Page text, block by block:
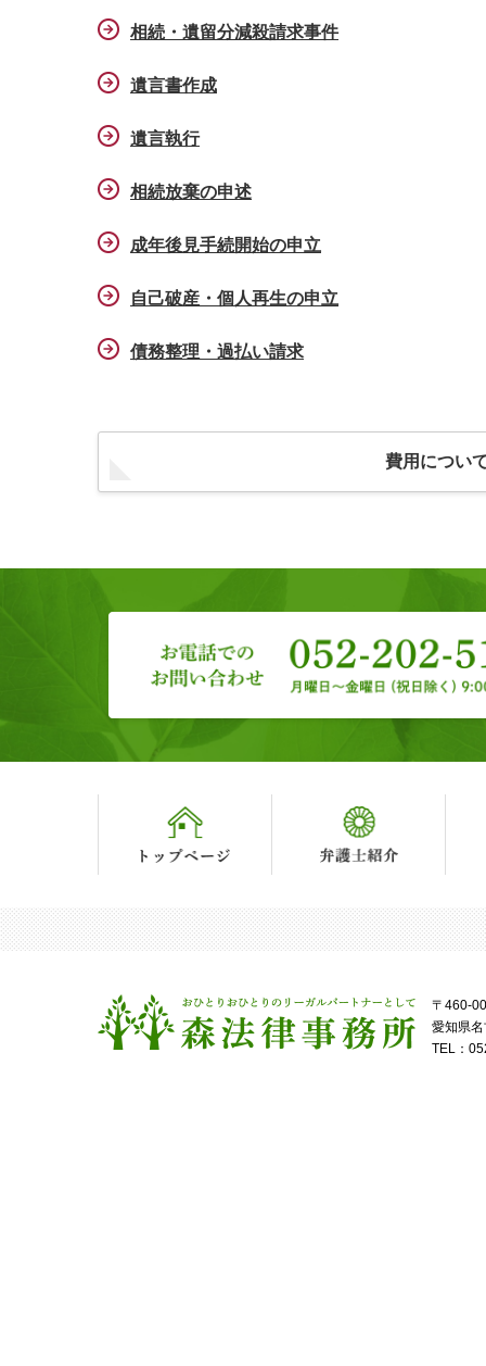
相続・遺留分減殺請求事件
遺言書作成
遺言執行
相続放棄の申述
成年後見手続開始の申立
自己破産・個人再生の申立
債務整理・過払い請求
費用につい
〒460-
愛知県
TEL：